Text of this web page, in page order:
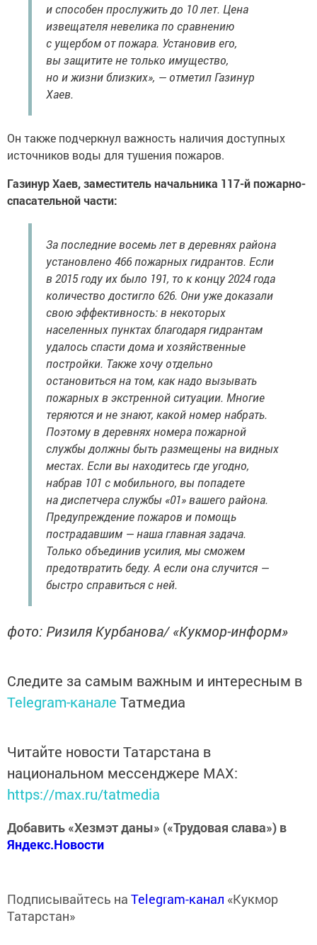
и способен прослужить до 10 лет. Цена
извещателя невелика по сравнению
с ущербом от пожара. Установив его,
вы защитите не только имущество,
но и жизни близких», — отметил Газинур
Хаев.
Он также подчеркнул важность наличия доступных
источников воды для тушения пожаров.
Газинур Хаев, заместитель начальника 117-й пожарно-
спасательной части:
За последние восемь лет в деревнях района
установлено 466 пожарных гидрантов. Если
в 2015 году их было 191, то к концу 2024 года
количество достигло 626. Они уже доказали
свою эффективность: в некоторых
населенных пунктах благодаря гидрантам
удалось спасти дома и хозяйственные
постройки. Также хочу отдельно
остановиться на том, как надо вызывать
пожарных в экстренной ситуации. Многие
теряются и не знают, какой номер набрать.
Поэтому в деревнях номера пожарной
службы должны быть размещены на видных
местах. Если вы находитесь где угодно,
набрав 101 с мобильного, вы попадете
на диспетчера службы «01» вашего района.
Предупреждение пожаров и помощь
пострадавшим — наша главная задача.
Только объединив усилия, мы сможем
предотвратить беду. А если она случится —
быстро справиться с ней.
фото: Ризиля Курбанова/ «Кукмор-информ»
Следите за самым важным и интересным в
Telegram-канале Татмедиа
Читайте новости Татарстана в
национальном мессенджере MАХ:
https://max.ru/tatmedia
Добавить «Хезмэт даны» («Трудовая слава») в
Яндекс.Новости
Подписывайтесь на Telegram-канал «Кукмор
Татарстан»